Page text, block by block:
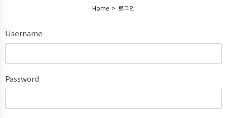
Home > 로그인
Username
Password